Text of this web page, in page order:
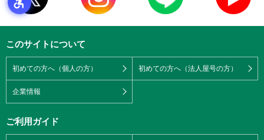
このサイトについて
初めての方へ（個人の方） 初めての方へ（法人屋号の方）
企業情報
ご利用ガイド